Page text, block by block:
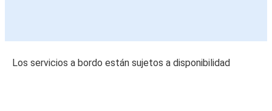
Los servicios a bordo están sujetos a disponibilidad